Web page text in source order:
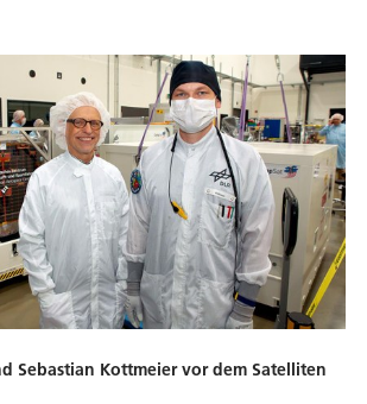
Sebastian Kottmeier vor dem Satelliten